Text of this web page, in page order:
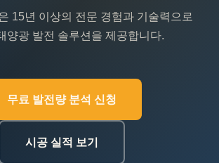
15년 이상의 전문 경험과 기술력으로
양광 발전 솔루션을 제공합니다.
무료 발전량 분석 신청
시공 실적 보기